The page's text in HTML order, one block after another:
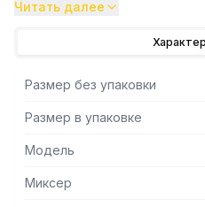
технологических линий.
большого диаметра на
- Удобная ручка крышки
положении.
- Нагрев воды
- При отсутствии воды в
Читать далее
Размер без упаковки
Размер в упаковке
Модель
Миксер